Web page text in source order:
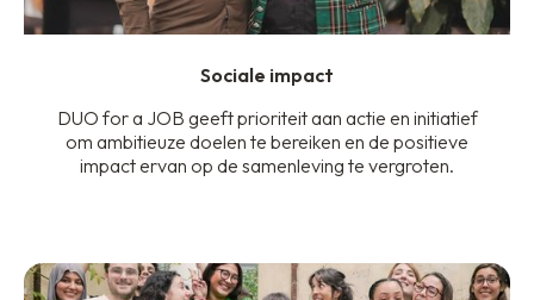
Sociale impact
DUO for a JOB geeft prioriteit aan actie en initiatief
om ambitieuze doelen te bereiken en de positieve
impact ervan op de samenleving te vergroten.